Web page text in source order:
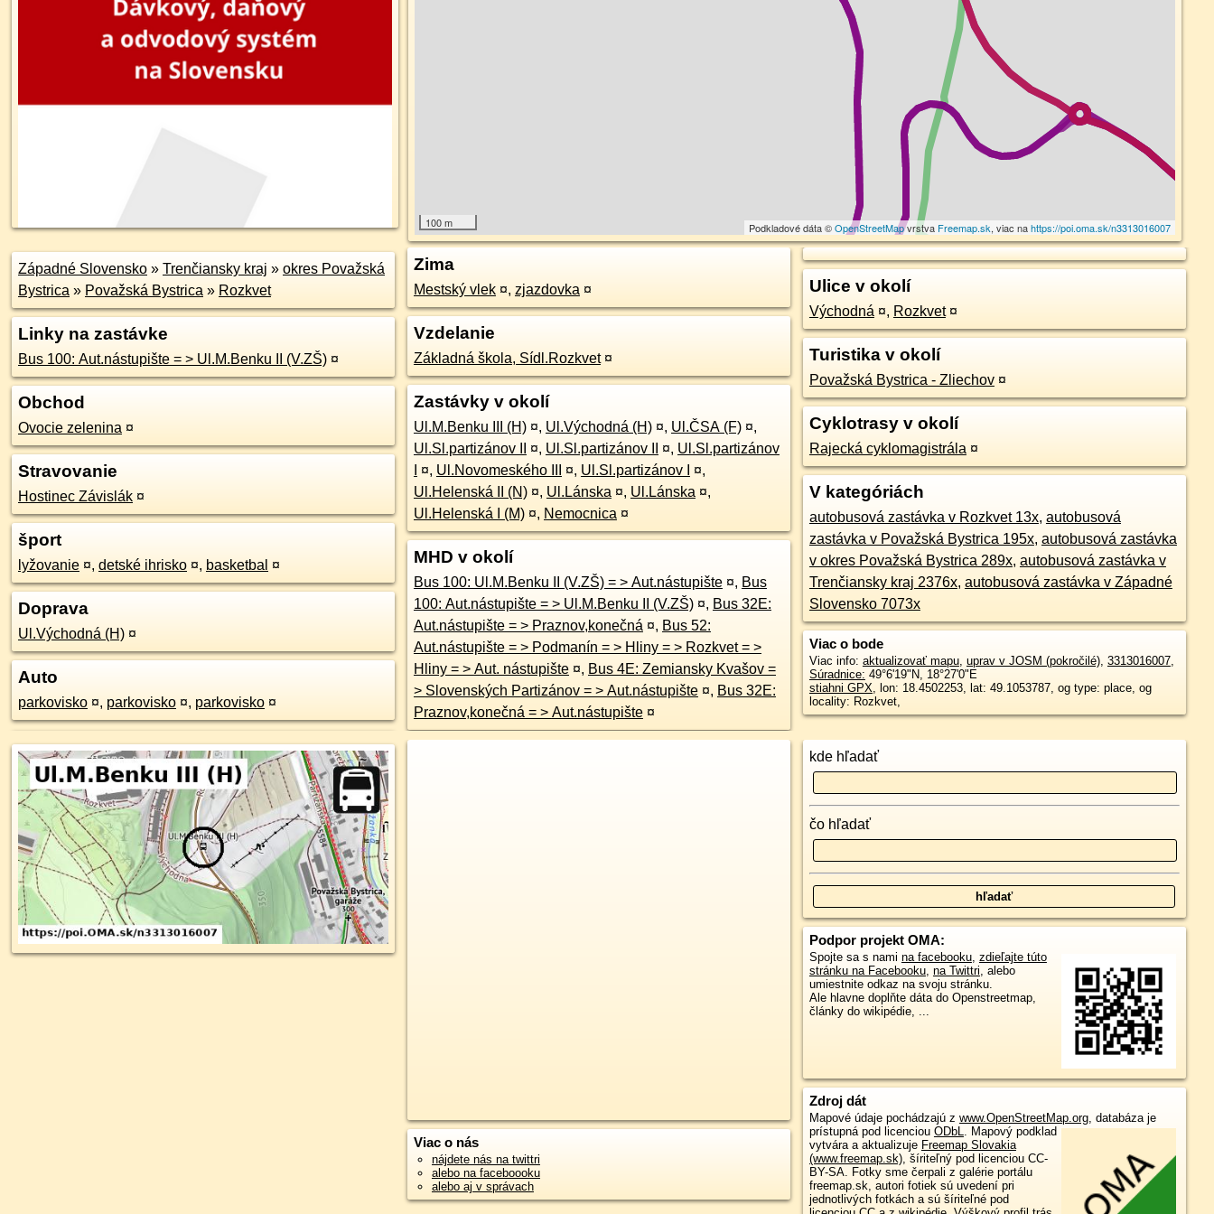
100 m Podkladové dáta ©OpenStreetMapvrstva Freemap.sk, viac nahttps://poi.oma.sk/n3313016007
Západné Slovensko » Trenčiansky kraj » okres Považská
Bystrica » Považská Bystrica » Rozkvet
Linky na zastávke
Bus 100: Aut.nástupište = > Ul.M.Benku II (V.ZŠ) ¤
Obchod
Ovocie zelenina ¤
Stravovanie
Hostinec Závislák ¤
šport
lyžovanie ¤, detské ihrisko ¤, basketbal ¤
Doprava
Ul.Východná (H) ¤
Auto
parkovisko ¤, parkovisko ¤, parkovisko ¤
Zima
Mestský vlek ¤, zjazdovka ¤
Vzdelanie
Základná škola, Sídl.Rozkvet ¤
Zastávky v okolí
Ul.M.Benku III (H) ¤, Ul.Východná (H) ¤, Ul.ČSA (F) ¤,
Ul.Sl.partizánov II
¤, Ul.Sl.partizánov II ¤, Ul.Sl.partizánov
¤, Ul.Novomeského III ¤, Ul.Sl.partizánov I ¤,
Ul.Helenská II (N) ¤, Ul.Lánska ¤, Ul.Lánska ¤,
Ul.Helenská I (M) ¤, Nemocnica ¤
MHD v okolí
Bus 100: Ul.M.Benku II (V.ZŠ) = > Aut.nástupište ¤, Bus
100: Aut.nástupište = > Ul.M.Benku II (V.ZŠ) ¤, Bus 32E:
Aut.nástupište = > Praznov,konečná ¤, Bus 52:
Aut.nástupište = > Podmanín = > Hliny = > Rozkvet = >
Hliny = > Aut. nástupište ¤, Bus 4E: Zemiansky Kvašov =
> Slovenských Partizánov = > Aut.nástupište ¤, Bus 32E:
Praznov,konečná = > Aut.nástupište ¤
Ulice v okolí
Východná ¤, Rozkvet ¤
Turistika v okolí
Považská Bystrica - Zliechov ¤
Cyklotrasy v okolí
Rajecká cyklomagistrála ¤
V kategóriách
autobusová zastávka v Rozkvet 13x, autobusová
zastávka v Považská Bystrica 195x, autobusová zastávka
v okres Považská Bystrica 289x, autobusová zastávka v
Trenčiansky kraj 2376x, autobusová zastávka v Západné
Slovensko 7073x
Viac o bode
Viac info: aktualizovať mapu, uprav v JOSM (pokročilé), 3313016007,
Súradnice: 49°6'19"N, 18°27'0"E
stiahni GPX, lon: 18.4502253, lat: 49.1053787, og type: place, og
locality: Rozkvet,
Viac o nás
nájdete nás na twittri
alebo na faceboooku
alebo aj v správach
kde hľadať
čo hľadať
Podpor projekt OMA:
Spojte sa s nami na facebooku, zdieľajte túto
stránku na Facebooku, na Twittri , alebo
umiestnite odkaz na svoju stránku.
Ale hlavne doplňte dáta do Openstreetmap,
články do wikipédie, ...
Zdroj dát
Mapové údaje pochádzajú z www.OpenStreetMap.org, databáza je
prístupná pod licenciou ODbL
Mapový podklad
vytvára a aktualizuje Freemap Slovakia
(www.freemap.sk), šíriteľný pod licenciou CC-
BY-SA. Fotky sme čerpali z galérie portálu
freemap.sk, autori fotiek sú uvedení pri
jednotlivých fotkách a sú šíriteľné pod